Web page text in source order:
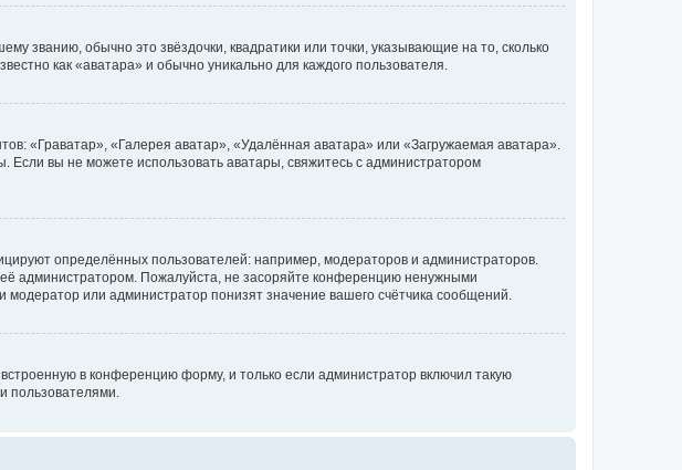
званию, обычно это звёздочки, квадратики или точки, указывающие на то, сколько
как «аватара» и обычно уникально для каждого пользователя.
«Граватар», «Галерея аватар», «Удалённая аватара» или «Загружаемая аватара».
Если вы не можете использовать аватары, свяжитесь с администратором
определённых пользователей: например, модераторов и администраторов.
администратором. Пожалуйста, не засоряйте конференцию ненужными
или администратор понизят значение вашего счётчика сообщений.
в конференцию форму, и только если администратор включил такую
пользователями.